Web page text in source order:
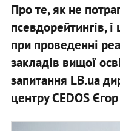
Про те, як не
псевдорейтингів,
при проведенні
закладів вищої
запитання LB.ua
центру CEDOS